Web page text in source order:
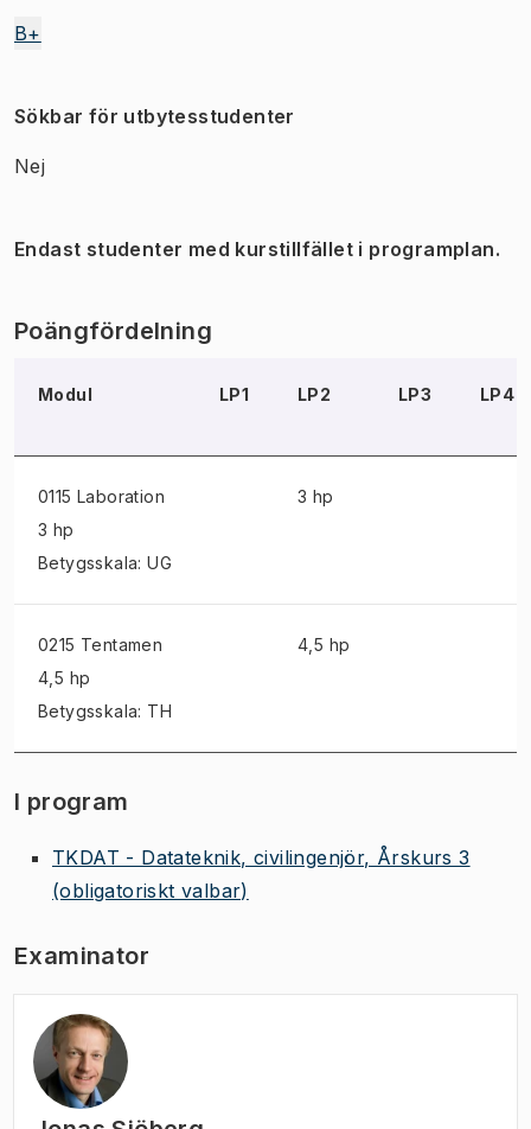
B+
Sökbar för utbytesstudenter
Nej
Endast studenter med kurstillfället i programplan.
Poängfördelning
Modul LP1 LP2 LP3 LP4
0115 Laboration
3 hp
Betygsskala: UG
3 hp
0215 Tentamen
4,5 hp
Betygsskala: TH
4,5 hp
I program
TKDAT - Datateknik, civilingenjör, Årskurs 3
(obligatoriskt valbar)
Examinator